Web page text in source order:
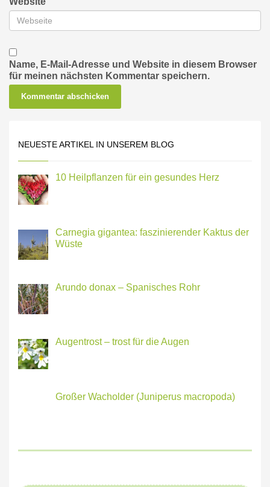
Name, E-Mail-Adresse und Website in diesem Browser
für meinen nächsten Kommentar speichern.
NEUESTE ARTIKEL IN UNSEREM BLOG
10 Heilpflanzen für ein gesundes Herz
Carnegia gigantea: faszinierender Kaktus der
Wüste
Arundo donax – Spanisches Rohr
Augentrost – trost für die Augen
Großer Wacholder (Juniperus macropoda)